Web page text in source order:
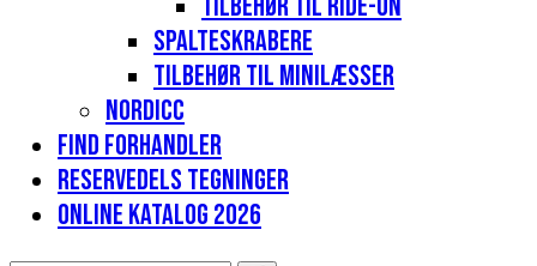
Spalteskrabere
Tilbehør til minilæsser
Nordicc
Find forhandler
Reservedels tegninger
Online katalog 2026